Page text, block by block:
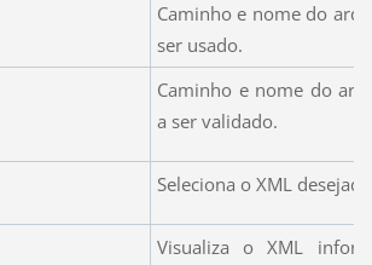
Caminho e nome do
ser usado.
Caminho e nome do
a ser validado.
Seleciona o XML desejado
Visualiza o XML